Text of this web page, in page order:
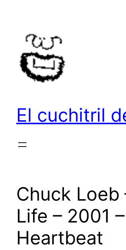
contenido
El cuchitril
Chuck Loeb
Life – 2001
Heartbeat